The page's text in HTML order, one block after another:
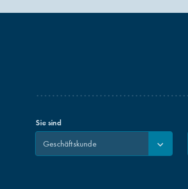
Sie sind
Geschäftskunde